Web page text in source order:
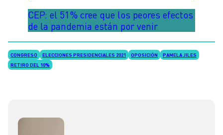
CEP: el 51% cree que los peores efectos
de la pandemia están por venir
CONGRESO ELECCIONES PRESIDENCIALES 2021 OPOSICIÓN
PAMELA JILES
RETIRO DEL 10%